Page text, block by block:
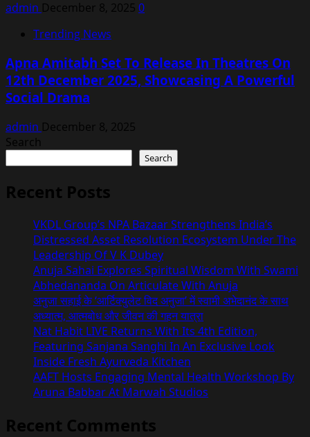
admin December 8, 2025 0
Trending News
Apna Amitabh Set To Release In Theatres On
12th December 2025, Showcasing A Powerful
Social Drama
admin December 8, 2025
Search
Search
Recent Posts
VKDL Group’s NPA Bazaar Strengthens India’s
Distressed Asset Resolution Ecosystem Under The
Leadership Of V K Dubey
Anuja Sahai Explores Spiritual Wisdom With Swami
Abhedananda On Articulate With Anuja
अनुजा सहाई के ‘आर्टिक्युलेट विद अनुजा’ में स्वामी अभेदानंद के साथ
अध्यात्म, आत्मबोध और जीवन की गहन यात्रा
Nat Habit LIVE Returns With Its 4th Edition,
Featuring Sanjana Sanghi In An Exclusive Look
Inside Fresh Ayurveda Kitchen
AAFT Hosts Engaging Mental Health Workshop By
Aruna Babbar At Marwah Studios
Recent Comments